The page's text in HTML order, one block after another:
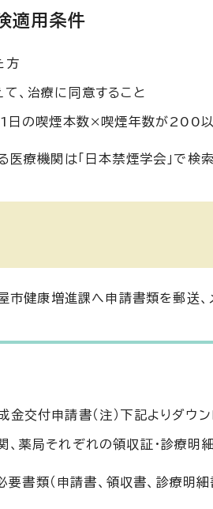
適用条件
方
、治療に同意すること
日の喫煙本数×喫煙年数が200以
医療機関は「日本禁煙学会」で検
市健康増進課へ申請書類を郵送、
交付申請書（注）下記よりダウン
薬局それぞれの領収証・診療明
要書類（申請書、領収書、診療